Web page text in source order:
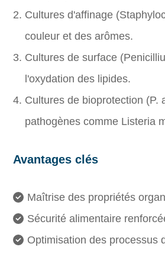
Cultures d'affinage
couleur et des arômes.
Cultures de surface
l'oxydation des lipides.
Cultures de bioprotection (P.
pathogènes comme Listeria
Avantages clés
Maîtrise des propriétés
Sécurité alimentaire
Optimisation des processus